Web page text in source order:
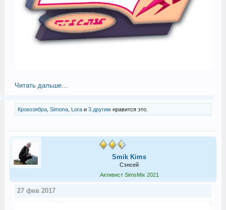
Читать дальше...
Крокозябра, Simona, Loraи 3 другим нравится это.
Smik Kims
Сэнсей
Активист SimsMix 2021
27 фев 2017